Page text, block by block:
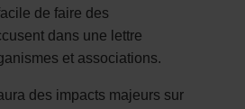
de faire des
dans une lettre
et associations.
des impacts majeurs sur